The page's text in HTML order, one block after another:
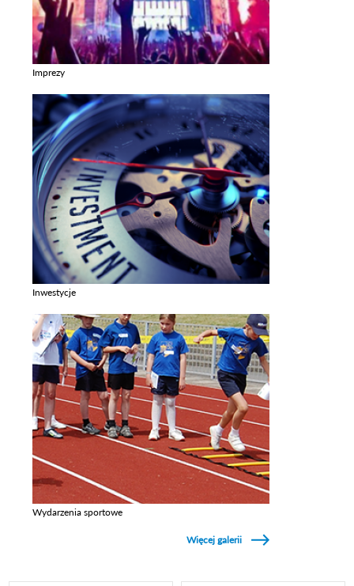
Imprezy
Inwestycje
Wydarzenia sportowe
Więcej galerii